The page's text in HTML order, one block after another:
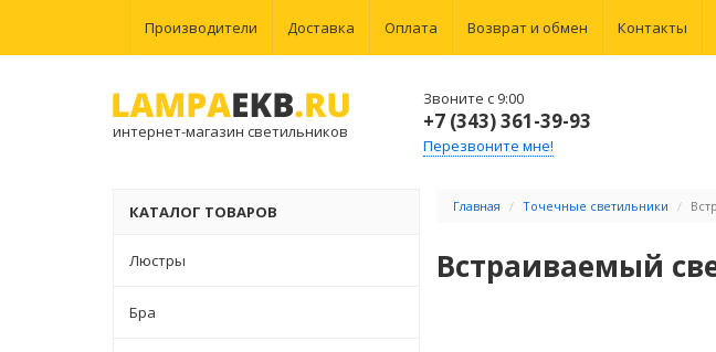
Производители Доставка Оплата Возврат и обмен Контакты
интернет-магазин светильников
Звоните с 9:00
+7 (343) 361-39-93
Перезвоните мне!
КАТАЛОГ ТОВАРОВ
Люстры
Бра
Главная Точечные светильники
Встраиваемый